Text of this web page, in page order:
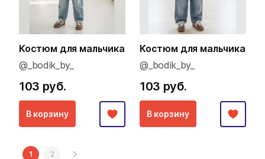
Костюм для мальчика
@_bodik_by_
103 руб.
В корзину
Костюм для мальчика
@_bodik_by_
103 руб.
В корзину
1 2